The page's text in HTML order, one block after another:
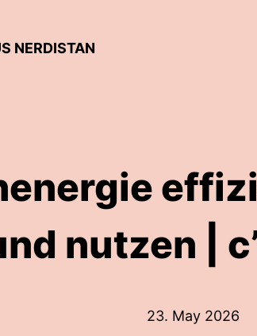
NERDISTAN
nutzen |
23. May 2026